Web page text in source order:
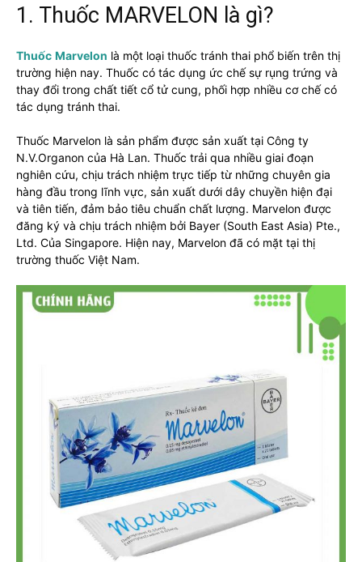
1. Thuốc MARVELON là gì?
Thuốc Marvelon là một loại thuốc tránh thai phổ biến trên thị
trường hiện nay. Thuốc có tác dụng ức chế sự rụng trứng và
thay đổi trong chất tiết cổ tử cung, phối hợp nhiều cơ chế có
tác dụng tránh thai.
Thuốc Marvelon là sản phẩm được sản xuất tại Công ty
N.V.Organon của Hà Lan. Thuốc trải qua nhiều giai đoạn
nghiên cứu, chịu trách nhiệm trực tiếp từ những chuyên gia
hàng đầu trong lĩnh vực, sản xuất dưới dây chuyền hiện đại
và tiên tiến, đảm bảo tiêu chuẩn chất lượng. Marvelon được
đăng ký và chịu trách nhiệm bởi Bayer (South East Asia) Pte.,
Ltd. Của Singapore. Hiện nay, Marvelon đã có mặt tại thị
trường thuốc Việt Nam.